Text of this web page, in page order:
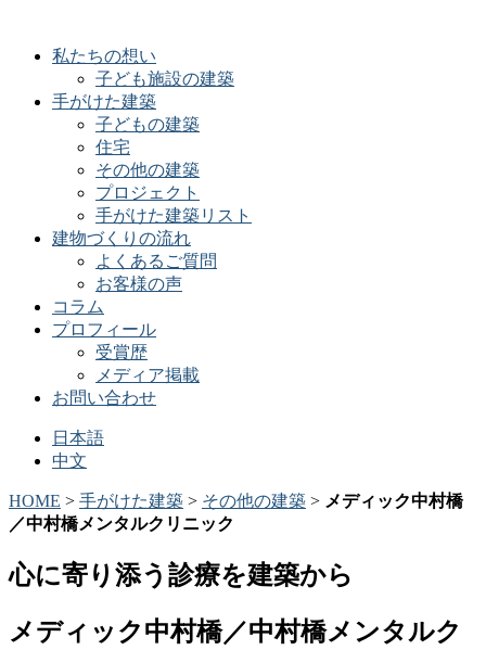
私たちの想い
子ども施設の建築
手がけた建築
子どもの建築
住宅
その他の建築
プロジェクト
手がけた建築リスト
建物づくりの流れ
よくあるご質問
お客様の声
コラム
プロフィール
受賞歴
メディア掲載
お問い合わせ
日本語
中文
HOME > 手がけた建築 > その他の建築 > メディック中村橋
／中村橋メンタルクリニック
心に寄り添う診療を建築から
メディック中村橋／中村橋メンタルク